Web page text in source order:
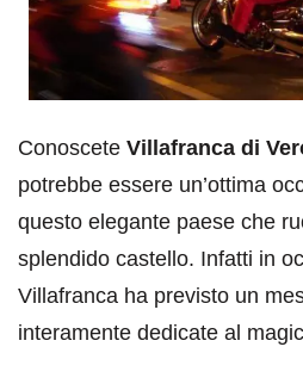
Conoscete Villafranca di
potrebbe essere un’ottima
questo elegante paese che
splendido castello. Infatti in
Villafranca ha previsto un
interamente dedicate al